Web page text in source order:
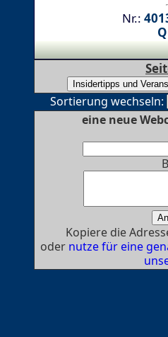
Nr.:
Sortierung wechseln:
eine neue
Kopiere die
oder nutze für eine